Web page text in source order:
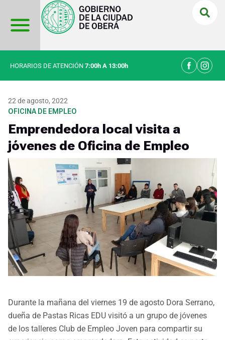
contenido
HORARIOS DE ATENCIÓN 7:00h A 13:00h
22 de agosto, 2022
OFICINA DE EMPLEO
Emprendedora local visita a
jóvenes de Oficina de Empleo
Durante la mañana del viernes 19 de agosto Dora Serrano,
dueña de Pastas Ricas EDU visitó a un grupo de jóvenes
de los talleres Club de Empleo Joven para compartir su